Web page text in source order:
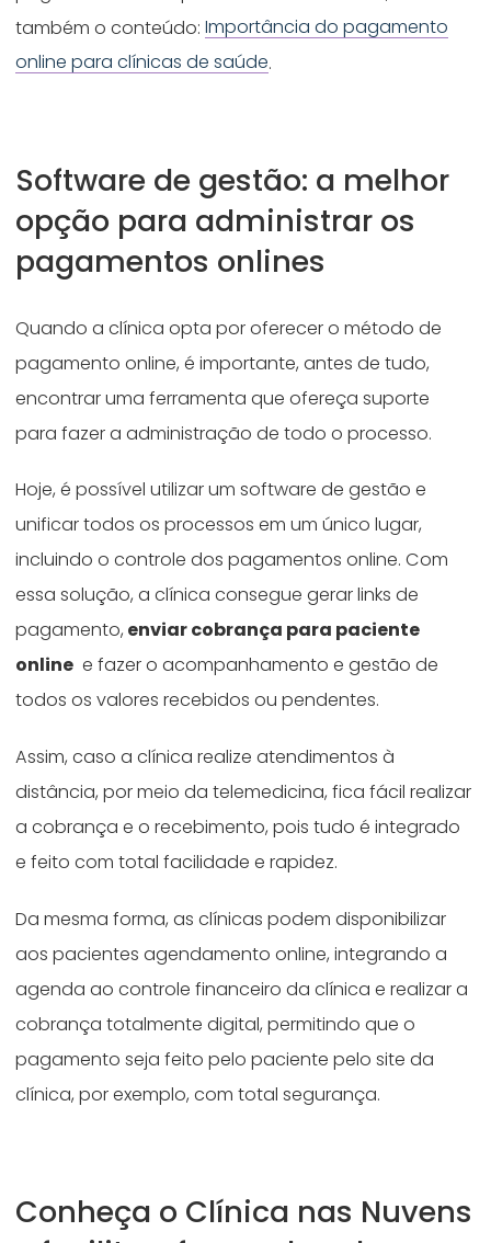
também o conteúdo:Importância do pagamento
online para clínicas de saúde.
Software de gestão: a melhor
opção para administrar os
pagamentos onlines
Quando a clínica opta por oferecer o método de
pagamento online, é importante, antes de tudo,
encontrar uma ferramenta que ofereça suporte
para fazer a administração de todo o processo.
Hoje, é possível utilizar um software de gestão e
unificar todos os processos em um único lugar,
incluindo o controle dos pagamentos online. Com
essa solução, a clínica consegue gerar links de
pagamento,enviar cobrança para paciente
online e fazer o acompanhamento e gestão de
todos os valores recebidos ou pendentes.
Assim, caso a clínica realize atendimentos à
distância, por meio da telemedicina, fica fácil realizar
a cobrança e o recebimento, pois tudo é integrado
e feito com total facilidade e rapidez.
Da mesma forma, as clínicas podem disponibilizar
aos pacientes agendamento online, integrando a
agenda ao controle financeiro da clínica e realizar a
cobrança totalmente digital, permitindo que o
pagamento seja feito pelo paciente pelo site da
clínica, por exemplo, com total segurança.
Conheça o Clínica nas Nuvens